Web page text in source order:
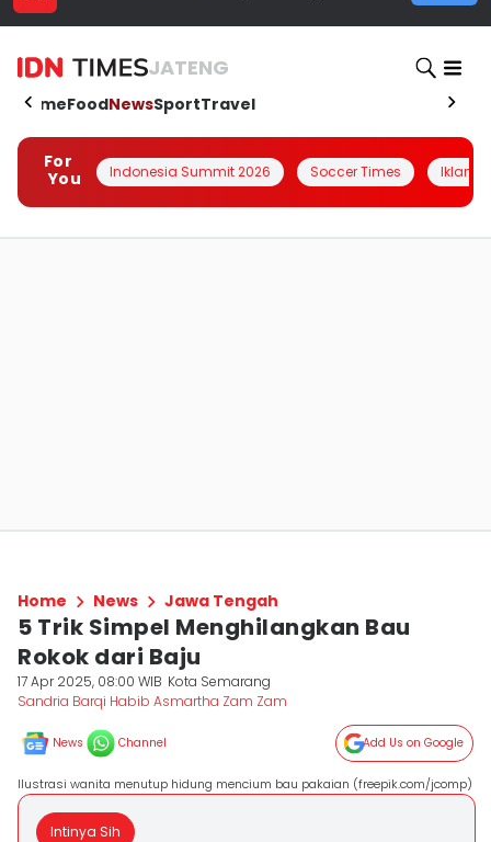
JATENG
HomeFoodNewsSportTravel
For
You
Indonesia Summit 2026 Soccer Times Iklanin
Home News Jawa Tengah
5 Trik Simpel Menghilangkan Bau
Rokok dari Baju
17 Apr 2025, 08:00 WIB Kota Semarang
Sandria Barqi Habib Asmartha Zam Zam
News Channel Add Us on Google
Ilustrasi wanita menutup hidung mencium bau pakaian (freepik.com/jcomp)
Intinya Sih